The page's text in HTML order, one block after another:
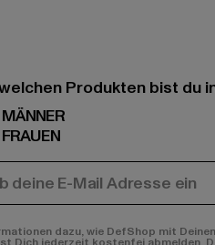
Produkten bist du
MÄNNER
FRAUEN
dazu, wie DefShop mit